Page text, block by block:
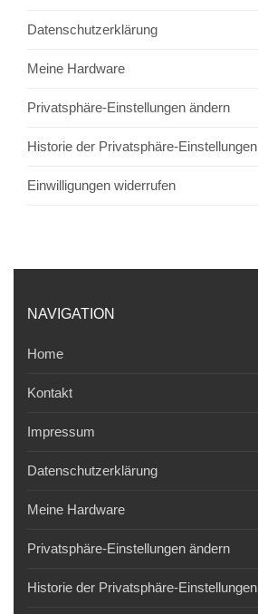
Datenschutzerklärung
Meine Hardware
Privatsphäre-Einstellungen ändern
Historie der Privatsphäre-Einstellungen
Einwilligungen widerrufen
NAVIGATION
Home
Kontakt
Impressum
Datenschutzerklärung
Meine Hardware
Privatsphäre-Einstellungen ändern
Historie der Privatsphäre-Einstellungen